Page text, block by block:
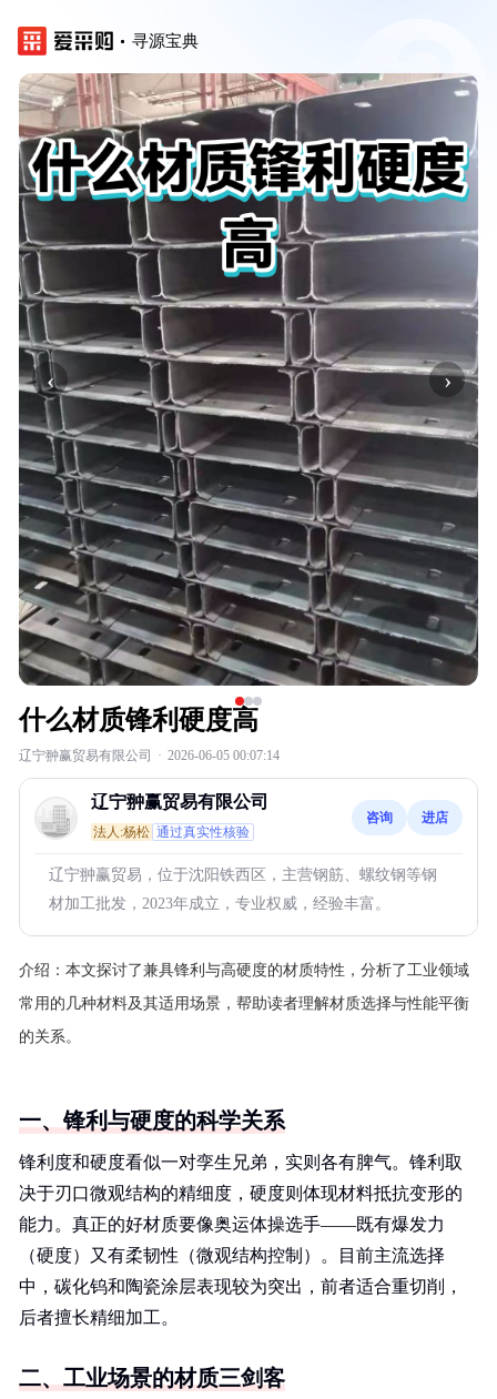
寻源宝典
‹ ›
什么材质锋利硬度高
辽宁翀赢贸易有限公司 · 2026-06-05 00:07:14
辽宁翀赢贸易有限公司
法人:杨松 通过真实性核验
咨询 进店
辽宁翀赢贸易，位于沈阳铁西区，主营钢筋、螺纹钢等钢
材加工批发，2023年成立，专业权威，经验丰富。
介绍： 本文探讨了兼具锋利与高硬度的材质特性，分析了工业领域
常用的几种材料及其适用场景，帮助读者理解材质选择与性能平衡
的关系。
一、锋利与硬度的科学关系
锋利度和硬度看似一对孪生兄弟，实则各有脾气。锋利取
决于刃口微观结构的精细度，硬度则体现材料抵抗变形的
能力。真正的好材质要像奥运体操选手——既有爆发力
（硬度）又有柔韧性（微观结构控制）。目前主流选择
中，碳化钨和陶瓷涂层表现较为突出，前者适合重切削，
后者擅长精细加工。
二、工业场景的材质三剑客